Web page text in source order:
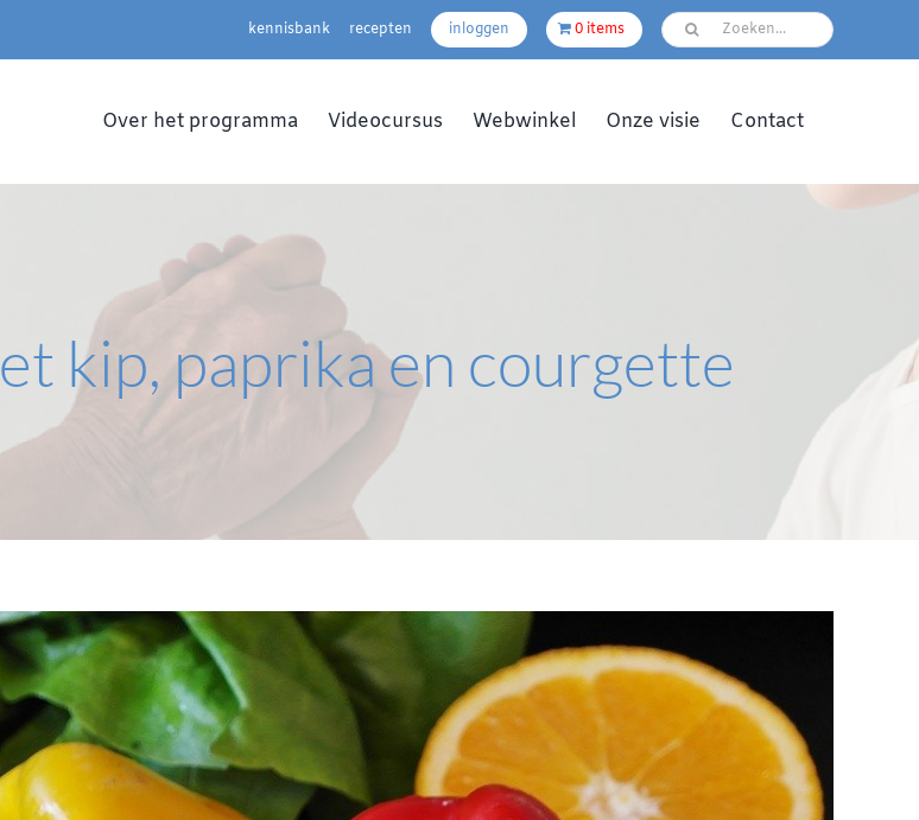
kennisbank recepten inloggen 0 items
Over het programma Videocursus Webwinkel Onze visie Contact
kip, paprika en courgette